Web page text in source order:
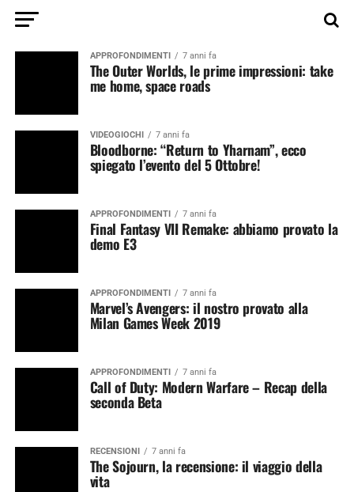
APPROFONDIMENTI 7 anni fa
The Outer Worlds, le prime impressioni: take
me home, space roads
VIDEOGIOCHI 7 anni fa
Bloodborne: “Return to Yharnam”, ecco
spiegato l’evento del 5 Ottobre!
APPROFONDIMENTI 7 anni fa
Final Fantasy VII Remake: abbiamo provato la
demo E3
APPROFONDIMENTI 7 anni fa
Marvel’s Avengers: il nostro provato alla
Milan Games Week 2019
APPROFONDIMENTI 7 anni fa
Call of Duty: Modern Warfare – Recap della
seconda Beta
RECENSIONI 7 anni fa
The Sojourn, la recensione: il viaggio della
vita